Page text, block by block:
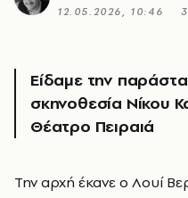
12.05.2026, 10:46
Είδαμε την
σκηνοθεσία Νίκου
Θέατρο Πειραιά
Την αρχή έκανε ο Λουί Βερνέιγ (1893–1952), ο οποίος